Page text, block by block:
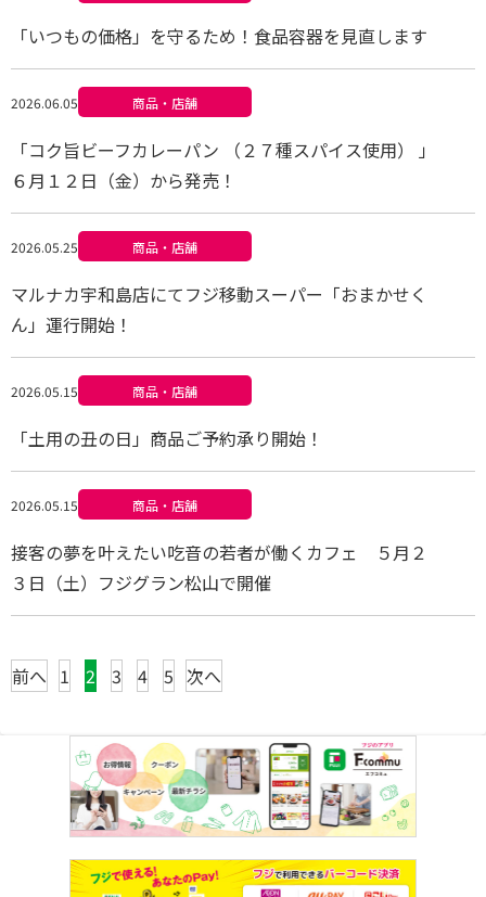
「いつもの価格」を守るため！食品容器を見直します
2026.06.05 商品・店舗
「コク旨ビーフカレーパン （２７種スパイス使用） 」
６月１２日（金）から発売！
2026.05.25 商品・店舗
マルナカ宇和島店にてフジ移動スーパー「おまかせく
ん」運行開始！
2026.05.15 商品・店舗
「土用の丑の日」商品ご予約承り開始！
2026.05.15 商品・店舗
接客の夢を叶えたい吃音の若者が働くカフェ ５月２
３日（土）フジグラン松山で開催
前へ 1 2 3 4 5 次へ